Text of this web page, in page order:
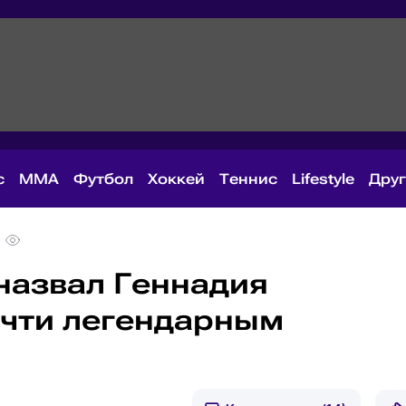
MMA Футбол Хоккей Теннис Lifestyle
Геннадия
легендарным